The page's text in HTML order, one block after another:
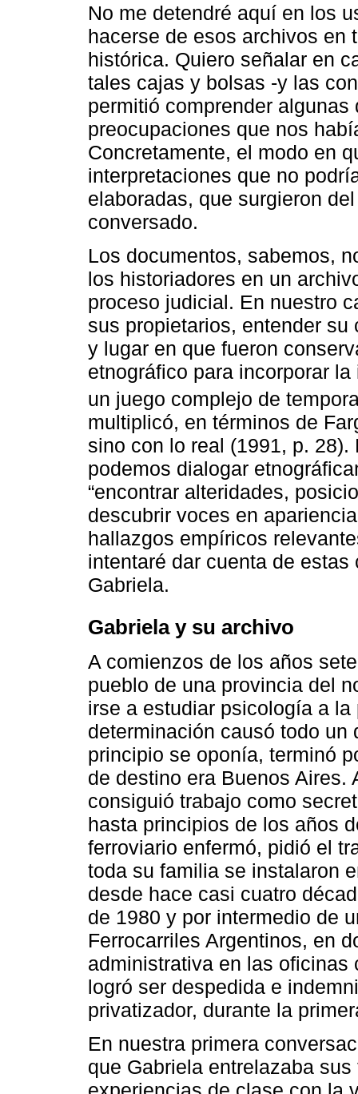
No me detendré aquí en los
hacerse de esos archivos en
histórica. Quiero señalar en
tales cajas y bolsas -y las
permitió comprender
preocupaciones que nos
Concretamente, el modo en
interpretaciones que no
elaboradas, que surgieron
conversado.
Los documentos, sabemos,
los historiadores en un
proceso judicial. En nuestro
sus propietarios, entender
y lugar en que fueron
etnográfico para incorporar
un juego complejo de
multiplicó, en términos de
sino con lo real (1991, p.
podemos dialogar
“encontrar alteridades,
descubrir voces en
hallazgos empíricos
intentaré dar cuenta de
Gabriela.
Gabriela y su archivo
A comienzos de los años
pueblo de una provincia del
irse a estu­diar psicología a
determinación causó todo un
principio se oponía, terminó
de destino era Buenos
consiguió trabajo como
hasta principios de los años
ferroviario enfermó, pidió el
toda su familia se instalaron
desde hace casi cuatro
de 1980 y por intermedio de
Ferrocarriles Argentinos, en
administrativa en las oficinas
logró ser despedida e
privatizador, durante la
En nuestra primera
que Gabriela entrelazaba